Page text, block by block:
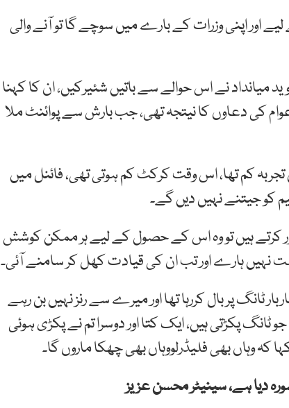
اور اپنی وزرات کے بارے میں سوچے گا تو آنے والی
سال پورے ہونے پر جاوید میانداد نے اس حوالے سے باتیں شئیرکیں، ان کا کہنا
کی دعاوں کا نیتجہ تھی، جب بارش سے پوائنٹ ملا
کم تھا، اس وقت کرکٹ کم ہوتی تھی، فائنل میں
کو جیتنے نہیں دیں گے۔
کرتے ہیں تو وہ اس کے حصول کے لیے ہر ممکن کوشش
نہیں ہارے اور تب ان کی قیادت کھل کر سامنے آئی۔
ٹانگ پر بال کررہا تھا اور میرے سے رنز نہیں بن رہے
ٹانگ پکڑتی ہیں، ایک کتا اور دوسرا تم نے پکڑی ہوئی
وہاں بھی فلیڈرلووہاں بھی چھکا ماروں گا۔
دیا ہے، سینیٹر محسن عزیز